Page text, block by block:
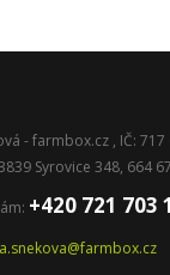
- farmbox.cz , IČ: 717
Syrovice 348, 664
+420 721 703